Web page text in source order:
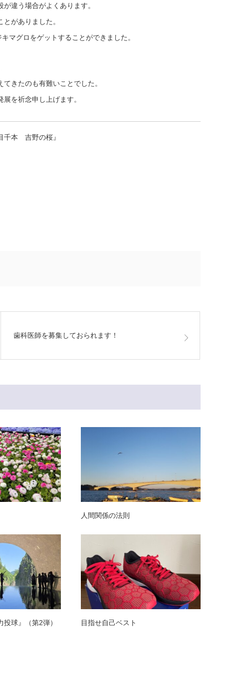
違う場合がよくあります。
がありました。
マグロをゲットすることができました。
きたのも有難いことでした。
を祈念申し上げます。
吉野の桜』
歯科医師を募集しておられます！
人間関係の法則
投球』（第2弾） 目指せ自己ベスト